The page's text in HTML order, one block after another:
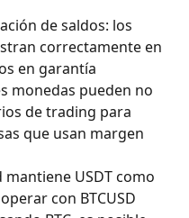
de saldos: los
correctamente en
en garantía
monedas pueden no
de trading para
que usan margen
USDT como
con BTCUSD